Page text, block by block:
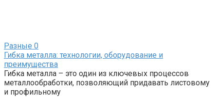
Разные 0
Гибка металла: технологии, оборудование и
преимущества
Гибка металла – это один из ключевых процессов
металлообработки, позволяющий придавать листовому
и профильному